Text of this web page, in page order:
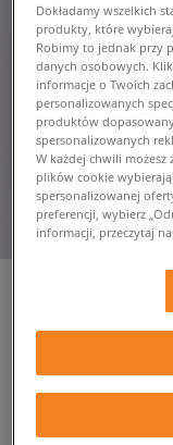
Dokładamy wszelkich
produkty, które
Robimy to jednak przy
danych osobowych.
informacje o Twoich
personalizowanych
produktów
spersonalizowanych
W każdej chwili
plików cookie
spersonalizowanej
preferencji, wybierz
informacji, przeczytaj